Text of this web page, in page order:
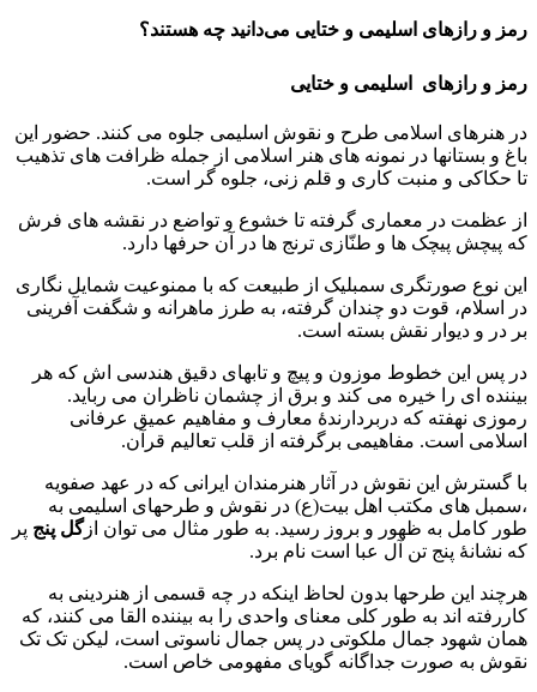
رمز و رازهای اسلیمی و ختایی می‌دانید چه هستند؟
رمز و رازهای اسلیمی و ختایی
در هنرهای اسلامی طرح و نقوش اسلیمی جلوه می کنند. حضور این
باغ و بستانها در نمونه های هنر اسلامی از جمله ظرافت های تذهیب
تا حکاکی و منبت کاری و قلم زنی، جلوه گر است.
از عظمت در معماری گرفته تا خشوع و تواضع در نقشه های فرش
که پیچش پیچک ها و طنّازی ترنج ها در آن حرفها دارد.
این نوع صورتگری سمبلیک از طبیعت که با ممنوعیت شمایل نگاری
در اسلام، قوت دو چندان گرفته، به طرز ماهرانه و شگفت آفرینی
بر در و دیوار نقش بسته است.
در پس این خطوط موزون و پیچ و تابهای دقیق هندسی اش که هر
بیننده ای را خیره می کند و برق از چشمان ناظران می رباید.
رموزی نهفته که دربردارندۀ معارف و مفاهیم عمیق عرفانی
اسلامی است. مفاهیمی برگرفته از قلب تعالیم قرآن.
با گسترش این نقوش در آثار هنرمندان ایرانی که در عهد صفویه
،سمبل های مکتب اهل بیت(ع) در نقوش و طرحهای اسلیمی به
طور کامل به ظهور و بروز رسید. به طور مثال می توان ازگل پنج پر
که نشانۀ پنج تن آل عبا است نام برد.
هرچند این طرحها بدون لحاظ اینکه در چه قسمی از هنردینی به
کاررفته اند به طور کلی معنای واحدی را به بیننده القا می کنند، که
همان شهود جمال ملکوتی در پس جمال ناسوتی است، لیکن تک تک
نقوش به صورت جداگانه گویای مفهومی خاص است.